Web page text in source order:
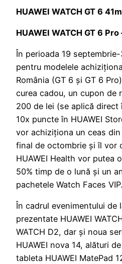
HUAWEI WATCH GT 6
HUAWEI WATCH GT 6
În perioada 19
pentru modelele
România (GT 6 și GT 6
curea cadou, un cupon de
200 de lei (se aplică
10x puncte în HUAWEI
vor achiziționa un ceas
final de octombrie și îl vor
HUAWEI Health vor putea
50% timp de o lună și un
pachetele Watch Faces VIP.
În cadrul evenimentului de
prezentate HUAWEI
WATCH D2, dar și noua
HUAWEI nova 14, alături
tableta HUAWEI MatePad